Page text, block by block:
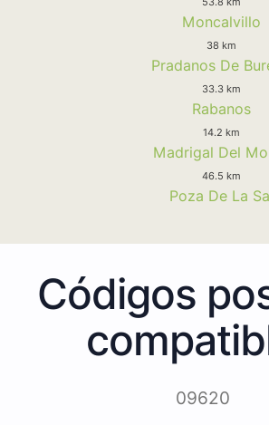
Moncalvillo
38 km
Pradanos De
33.3 km
Rabanos
14.2 km
Madrigal Del
46.5 km
Poza De La
Códigos
09620